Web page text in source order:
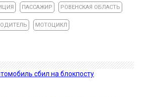
ПАССАЖИР РОВЕНСКАЯ ОБЛАСТЬ
МОТОЦИКЛ
сбил на блокпосту